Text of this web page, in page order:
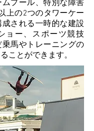
プール、特別な障害
上の2つのタワーケー
される一時的な建設
ョー、スポーツ競技
馬やトレーニングの
ことができます。